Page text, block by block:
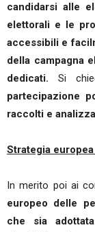
candidarsi alle
elettorali e le
accessibili e
della campagna
dedicati. Si
partecipazione
raccolti e
Strategia
In merito poi ai
europeo delle
che sia